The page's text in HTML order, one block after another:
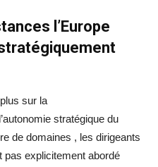
l’Europe
sur la
stratégique du
de domaines , les dirigeants
pas explicitement abordé